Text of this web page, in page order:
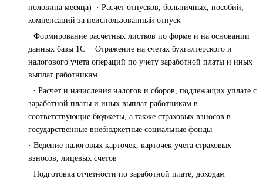
половина месяца) · Расчет отпусков, больничных, пособий,
компенсаций за неиспользованный отпуск
· Формирование расчетных листков по форме и на основании
данных базы 1С · Отражение на счетах бухгалтерского и
налогового учета операций по учету заработной платы и иных
выплат работникам
· Расчет и начисления налогов и сборов, подлежащих уплате с
заработной платы и иных выплат работникам в
соответствующие бюджеты, а также страховых взносов в
государственные внебюджетные социальные фонды
· Ведение налоговых карточек, карточек учета страховых
взносов, лицевых счетов
· Подготовка отчетности по заработной плате, доходам